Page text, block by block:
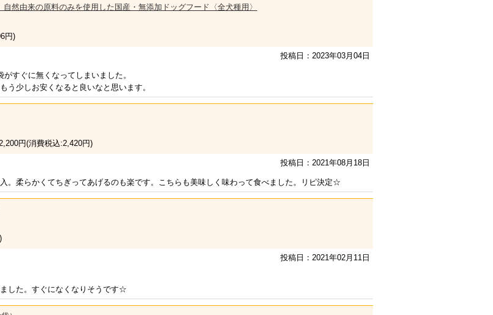
由来の原料のみを使用した国産・無添加ドッグフード〈全犬種用〉
円)
投稿日：2023年03月04日
すぐに無くなってしまいました。
う少しお安くなると良いなと思います。
円(消費税込:2,420円)
投稿日：2021年08月18日
。柔らかくてちぎってあげるのも楽です。こちらも美味しく味わって食べました。リピ決定☆
投稿日：2021年02月11日
した。すぐになくなりそうです☆